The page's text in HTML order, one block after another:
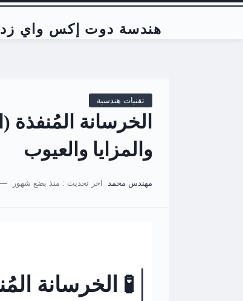
هندسة دوت إكس واي زد
تقنيات هندسية
الخرسانة المُنفذة
والمزايا والعيوب
مهندس محمد اخر تحديث : منذ بضع شهور
🧪 الخرسانة